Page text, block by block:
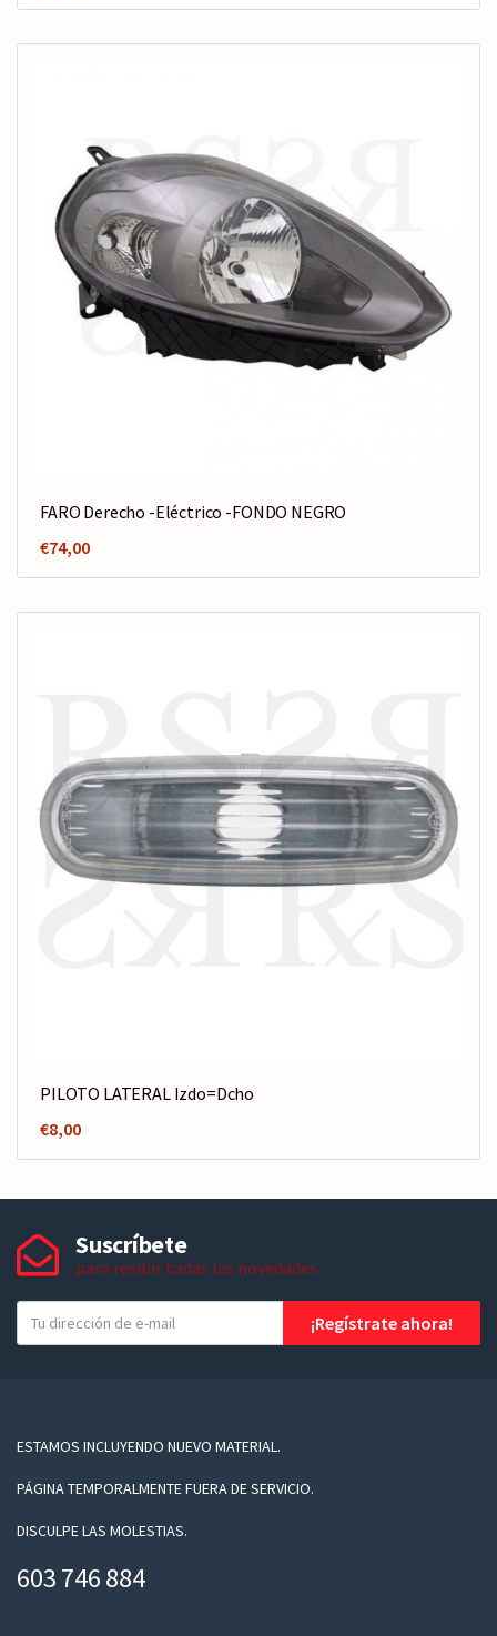
FARO Derecho -Eléctrico -FONDO NEGRO
€74,00
PILOTO LATERAL Izdo=Dcho
€8,00
Suscríbete
para recibir todas las novedades
u
a
l
¡Regístrate ahora!
ESTAMOS INCLUYENDO NUEVO MATERIAL.
PÁGINA TEMPORALMENTE FUERA DE SERVICIO.
DISCULPE LAS MOLESTIAS.
603 746 884